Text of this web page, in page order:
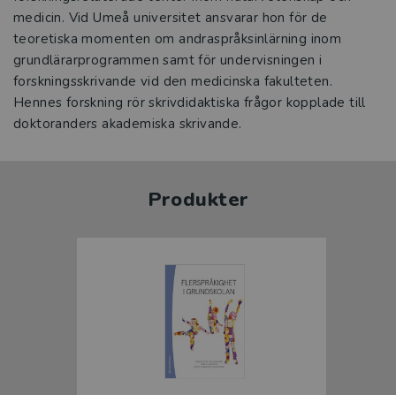
medicin. Vid Umeå universitet ansvarar hon för de
teoretiska momenten om andraspråksinlärning inom
grundlärarprogrammen samt för undervisningen i
forskningsskrivande vid den medicinska fakulteten.
Hennes forskning rör skrivdidaktiska frågor kopplade till
doktoranders akademiska skrivande.
Produkter